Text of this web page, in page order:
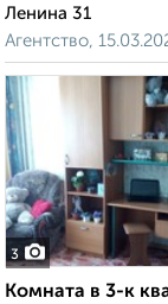
Ленина 31
Агентство,
3
Комната в 3-к